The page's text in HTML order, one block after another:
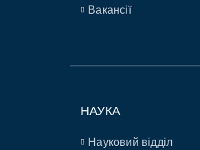
Вакансії
НАУКА
Науковий відділ